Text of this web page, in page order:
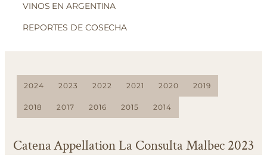
VINOS EN ARGENTINA
REPORTES DE COSECHA
2024 2023 2022 2021 2020 2019
2018 2017 2016 2015 2014
Catena Appellation La Consulta Malbec 2023